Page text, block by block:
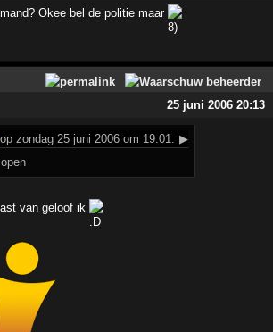
Okee bel de politie maar
25 juni 2006 20:13
op zondag 25 juni 2006 om 19:01: ▶
van geloof ik